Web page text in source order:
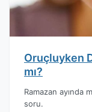
Oruçluyken
mı?
Ramazan ayında
soru.